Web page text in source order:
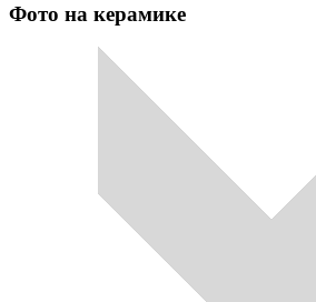
Фото на керамике